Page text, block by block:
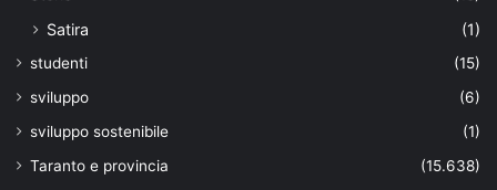
Satira (1)
studenti
(15)
sviluppo
(6)
sviluppo sostenibile
(1)
Taranto e provincia
(15.638)